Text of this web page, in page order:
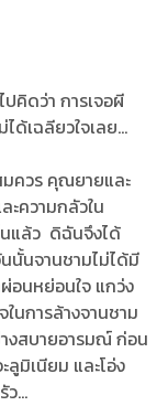
ปคิดว่า การเจอผี
ด้เฉลียวใจเลย...
มควร คุณยายและ
ะความกลัวใน
แล้ว ดิฉันจึงได้
นั้นจานชามไม่ได้มี
อนหย่อนใจ แกว่ง
นการล้างจานชาม
งสบายอารมณ์ ก่อน
มิเนียม และโอ่ง
...